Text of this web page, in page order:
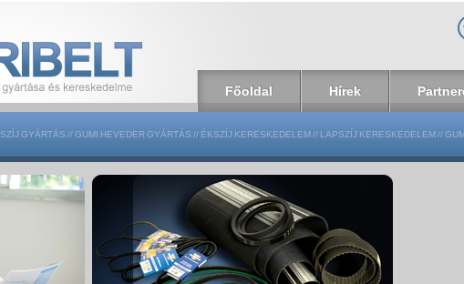
Főoldal Hírek
GYÁRTÁS //GUMI HEVEDER GYÁRTÁS // ÉKSZÍJ KERESKEDELEM// LAPSZÍJ KERESKEDELEM//